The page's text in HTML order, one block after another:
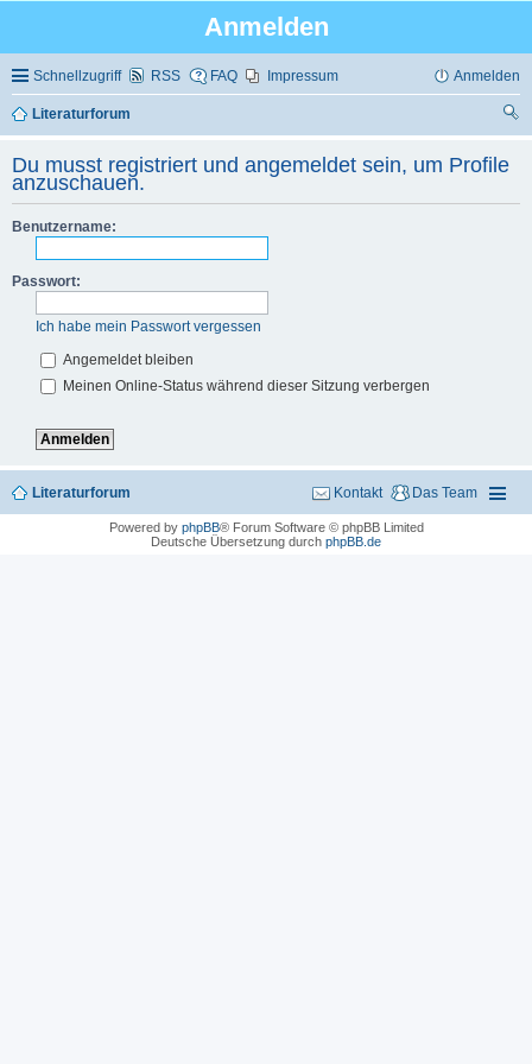
Anmelden
Schnellzugriff RSS FAQ Impressum Anmelden
Literaturforum
he
Du musst registriert und angemeldet sein, um Profile
anzuschauen.
Benutzername:
Passwort:
Ich habe mein Passwort vergessen
Angemeldet bleiben
Meinen Online-Status während dieser Sitzung verbergen
Literaturforum Das Team
Kontakt
Powered by phpBB® Forum Software © phpBB Limited
Deutsche Übersetzung durch phpBB.de